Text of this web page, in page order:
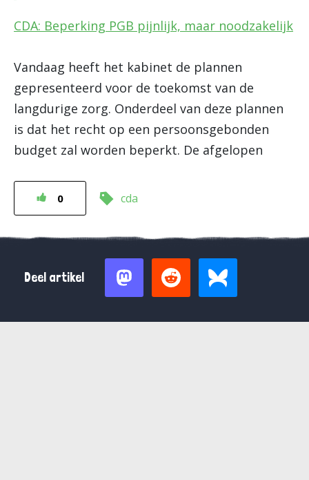
CDA: Beperking PGB pijnlijk, maar noodzakelijk
Vandaag heeft het kabinet de plannen
gepresenteerd voor de toekomst van de
langdurige zorg. Onderdeel van deze plannen
is dat het recht op een persoonsgebonden
budget zal worden beperkt. De afgelopen
0 cda
Deel artikel